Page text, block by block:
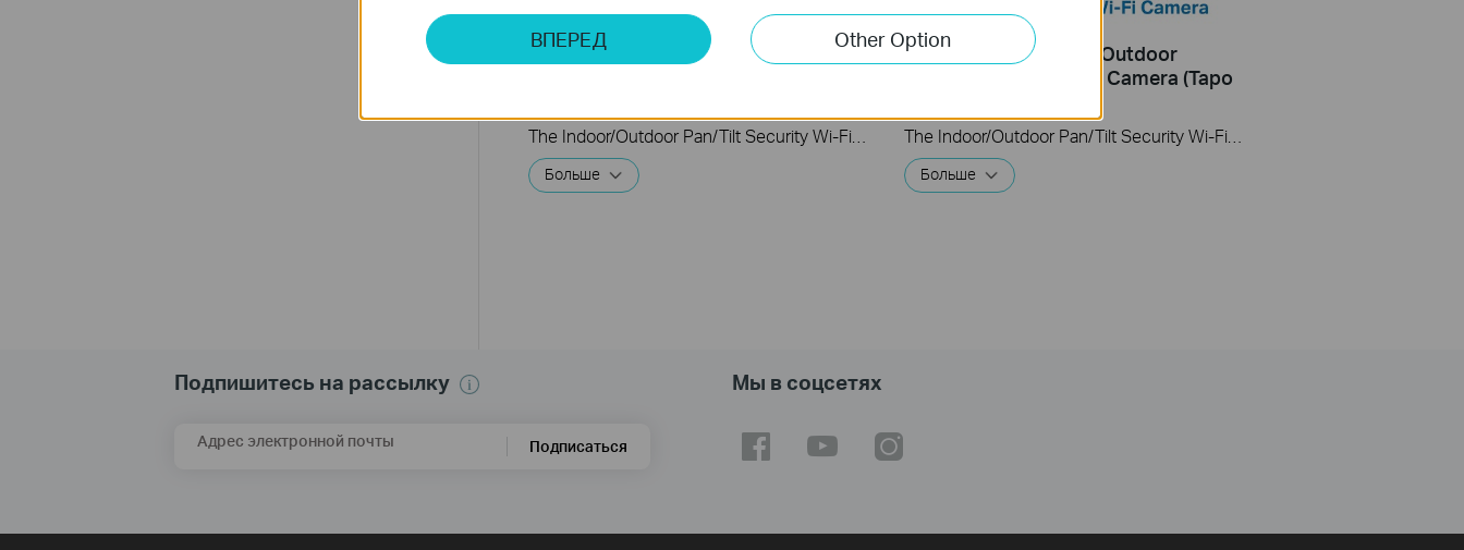
How to Set Up Indoor/Outdoor
Больше
How to Mount Indoor/Outdoor
Pan/Tilt Security Wi-Fi Camera (Tapo
Больше
Подпишитесь на рассылку
Адрес электронной почты Подписаться
Мы в соцсетях
ВПЕРЕД Other Option